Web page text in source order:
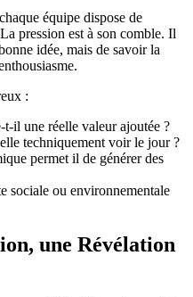
équipe dispose de
pression est à son comble. Il
idée, mais de savoir la
:
il une réelle valeur ajoutée ?
techniquement voir le jour ?
permet il de générer des
sociale ou environnementale
une Révélation